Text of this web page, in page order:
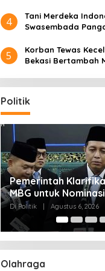
Maju dari Dapil
Ini Alasan PSI Pilih
4
Tani Merdeka
Swasembada
5
Korban Tewas
Bekasi Bertambah
Politik
Muktamar NU ke-
Panitia Siagakan 3
Kesehatan 24 Jam
Di Politik Agustus 6, 2026
Olahraga